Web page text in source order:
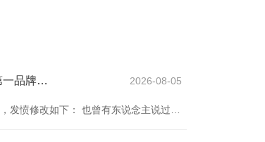
🦄九游会J9·(china)官方网站-真人游戏第一品牌【登录入口】风靡全球的娱乐游戏集团照旧是趴在地板上反复摩擦了-九游会J9·(china)官方网站-真人游戏第一品牌 2026-08-05